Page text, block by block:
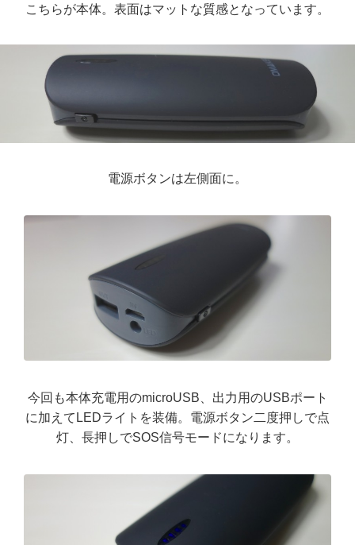
こちらが本体。表面はマットな質感となっています。
電源ボタンは左側面に。
今回も本体充電用のmicroUSB、出力用のUSBポート
に加えてLEDライトを装備。電源ボタン二度押しで点
灯、長押しでSOS信号モードになります。